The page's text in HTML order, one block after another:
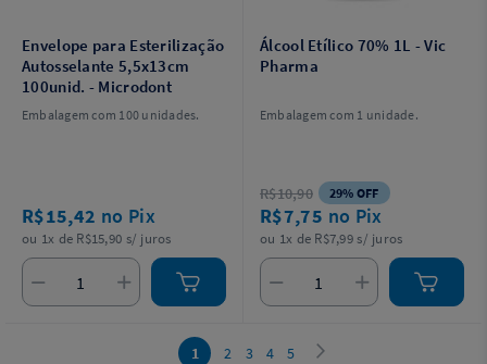
Envelope para Esterilização
Autosselante 5,5x13cm
100unid. - Microdont
Embalagem com 100 unidades.
R$15,42 no Pix
ou 1x de R$15,90 s/ juros
Álcool Etílico 70% 1L - Vic
Pharma
Embalagem com 1 unidade.
R$10,90 29% OFF
R$7,75 no Pix
ou 1x de R$7,99 s/ juros
1 2 3 4 5